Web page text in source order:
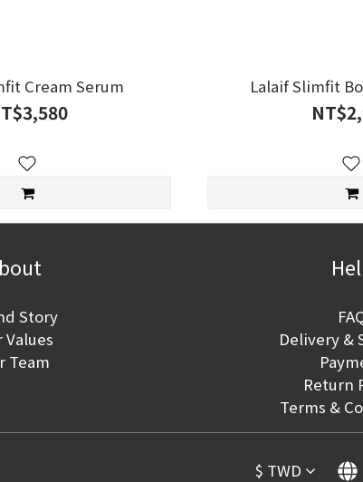
Cream Serum Lalaif Slimfit
Story
Values
Team
Delivery &
Return
Terms &
$ TWD